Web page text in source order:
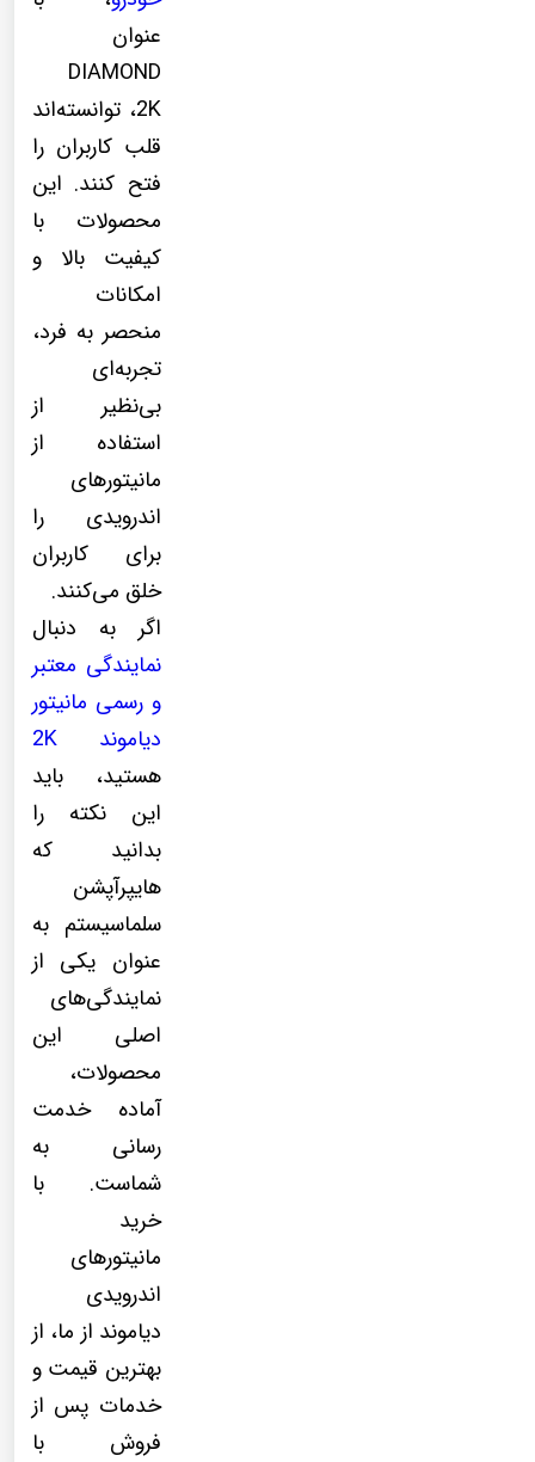
عنوان
DIAMOND
2K، توانسته‌اند
قلب کاربران را
فتح کنند. این
محصولات با
کیفیت بالا و
امکانات
منحصر به فرد،
تجربه‌ای
بی‌نظیر از
استفاده از
مانیتورهای
اندرویدی را
برای کاربران
خلق می‌کنند.
اگر به دنبال
نمایندگی معتبر
و رسمی مانیتور
دیاموند 2K
هستید، باید
این نکته را
بدانید که
هایپرآپشن
سلماسیستم به
عنوان یکی از
نمایندگی‌های
اصلی این
محصولات،
آماده خدمت
رسانی به
شماست. با
خرید
مانیتورهای
اندرویدی
دیاموند از ما، از
بهترین قیمت و
خدمات پس از
فروش با